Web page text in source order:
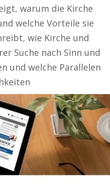
warum die Kirche
welche Vorteile sie
wie Kirche und
Suche nach Sinn und
und welche Parallelen